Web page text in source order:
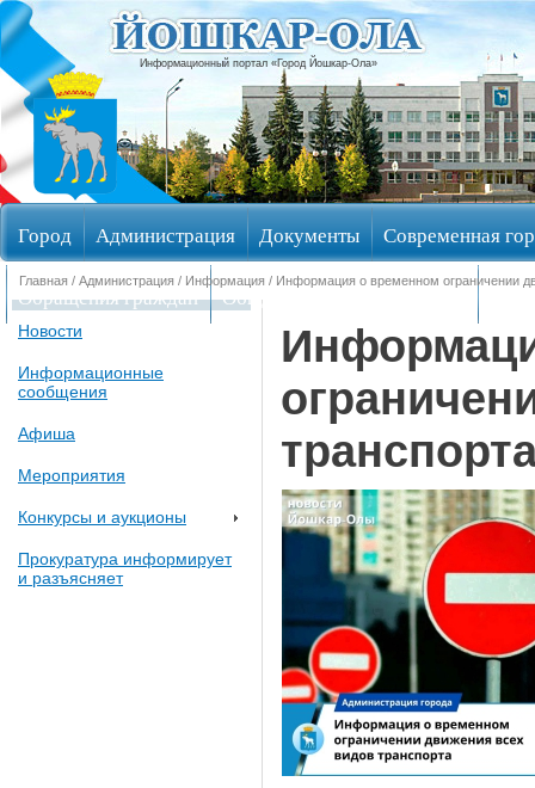
Информационный портал «Город Йошкар-Ола»
Город Администрация Документы Современная
Обращения граждан Общественные обсуждения
Главная / Администрация / Информация / Информация о временном ограничении
Новости
Информационные
сообщения
Афиша
Мероприятия
Конкурсы и аукционы
Прокуратура информирует
и разъясняет